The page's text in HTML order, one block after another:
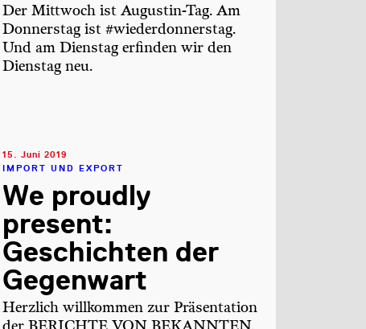
Der Mittwoch ist Augustin-Tag. Am
Donnerstag ist #wiederdonnerstag.
Und am Dienstag erfinden wir den
Dienstag neu.
15. Juni 2019
IMPORT UND EXPORT
We proudly
present:
Geschichten der
Gegenwart
Herzlich willkommen zur Präsentation